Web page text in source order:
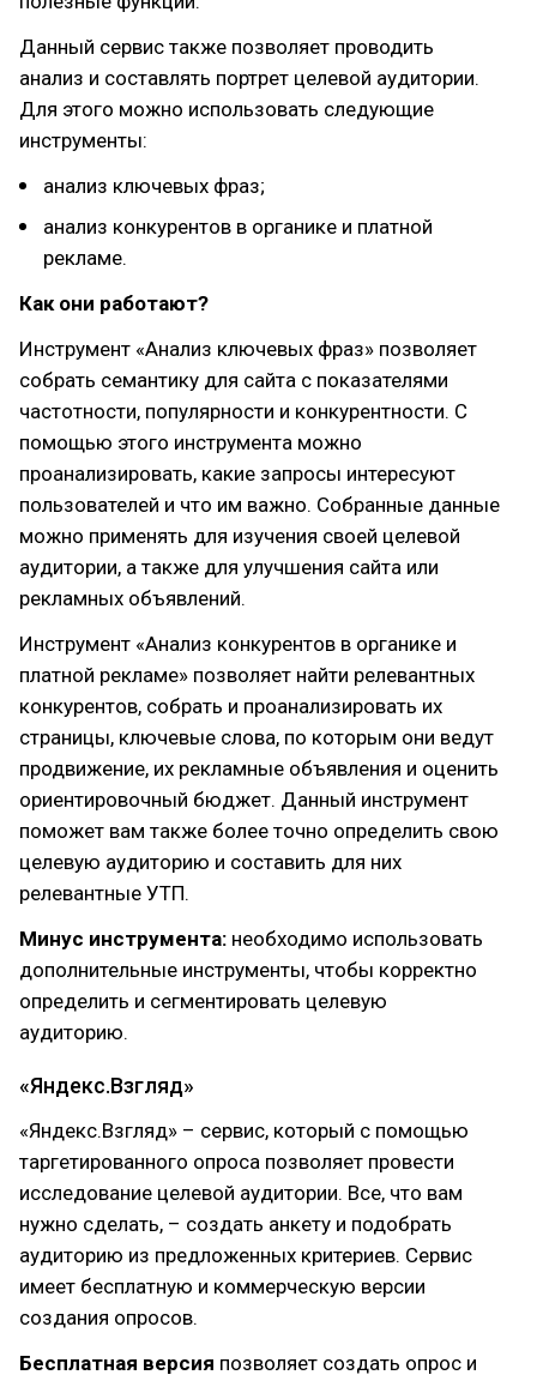
Данный сервис также позволяет проводить
анализ и составлять портрет целевой аудитории.
Для этого можно использовать следующие
инструменты:
анализ ключевых фраз;
анализ конкурентов в органике и платной
рекламе.
Как они работают?
Инструмент «Анализ ключевых фраз» позволяет
собрать семантику для сайта с показателями
частотности, популярности и конкурентности. С
помощью этого инструмента можно
проанализировать, какие запросы интересуют
пользователей и что им важно. Собранные данные
можно применять для изучения своей целевой
аудитории, а также для улучшения сайта или
рекламных объявлений.
Инструмент «Анализ конкурентов в органике и
платной рекламе» позволяет найти релевантных
конкурентов, собрать и проанализировать их
страницы, ключевые слова, по которым они ведут
продвижение, их рекламные объявления и оценить
ориентировочный бюджет. Данный инструмент
поможет вам также более точно определить свою
целевую аудиторию и составить для них
релевантные УТП.
Минус инструмента: необходимо использовать
дополнительные инструменты, чтобы корректно
определить и сегментировать целевую
аудиторию.
«Яндекс.Взгляд»
«Яндекс.Взгляд» – сервис, который с помощью
таргетированного опроса позволяет провести
исследование целевой аудитории. Все, что вам
нужно сделать, – создать анкету и подобрать
аудиторию из предложенных критериев. Сервис
имеет бесплатную и коммерческую версии
создания опросов.
Бесплатная версия позволяет создать опрос и